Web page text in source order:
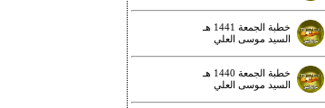
خطبة الجمعة 1441 هـ
السيد موسى العلي
خطبة الجمعة 1440 هـ
السيد موسى العلي